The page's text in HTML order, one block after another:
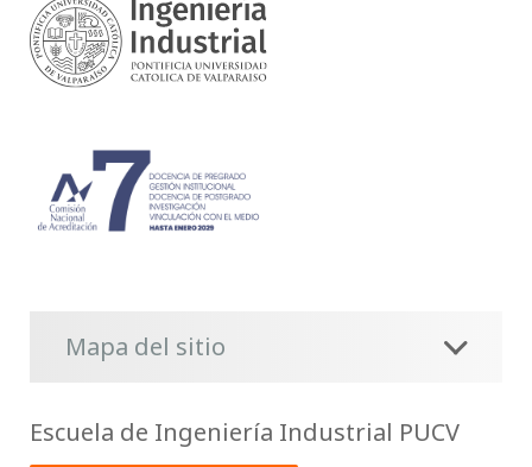
Mapa del sitio
Escuela de Ingeniería Industrial PUCV